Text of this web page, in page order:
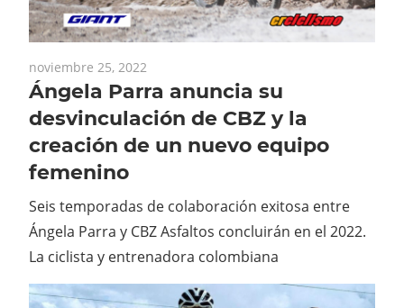
noviembre 25, 2022
Ángela Parra anuncia su
desvinculación de CBZ y la
creación de un nuevo equipo
femenino
Seis temporadas de colaboración exitosa entre
Ángela Parra y CBZ Asfaltos concluirán en el 2022.
La ciclista y entrenadora colombiana